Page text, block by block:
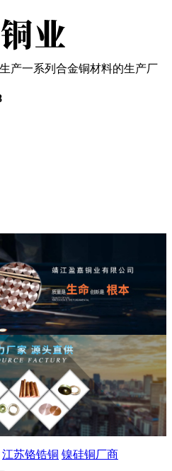
产一系列合金铜材料的生产厂
江苏铬锆铜 镍硅铜厂商